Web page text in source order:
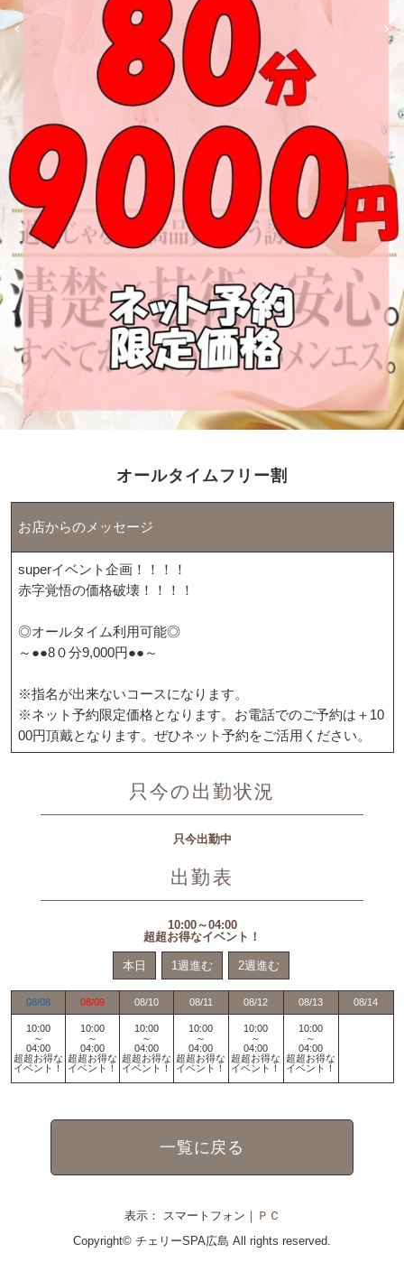
オールタイムフリー割
お店からのメッセージ
superイベント企画！！！！
赤字覚悟の価格破壊！！！！
◎オールタイム利用可能◎
～●●8０分9,000円●●～
※指名が出来ないコースになります。
※ネット予約限定価格となります。お電話でのご予約は＋10
00円頂戴となります。ぜひネット予約をご活用ください。
只今の出勤状況
只今出勤中
出勤表
10:00～04:00
超超お得なイベント！
本日 1週進む 2週進む
08/08 08/09 08/10 08/11 08/12 08/13 08/14
10:00
～
04:00
超超お得な
イベント！
10:00
～
04:00
超超お得な
イベント！
10:00
～
04:00
超超お得な
イベント！
10:00
～
04:00
超超お得な
イベント！
10:00
～
04:00
超超お得な
イベント！
10:00
～
04:00
超超お得な
イベント！
一覧に戻る
表示： スマートフォン｜ ＰＣ
Copyright© チェリーSPA広島 All rights reserved.